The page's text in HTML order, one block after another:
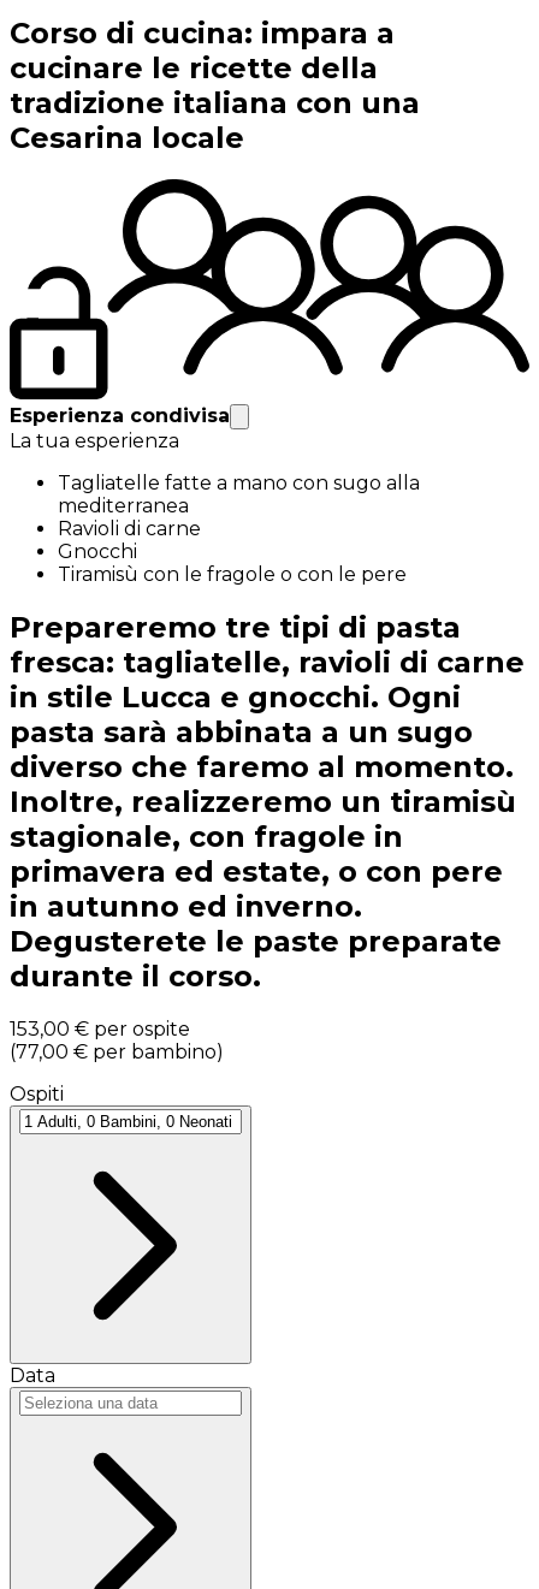
Corso di cucina: impara a
cucinare le ricette della
tradizione italiana con una
Cesarina locale
Esperienza condivisa
La tua esperienza
Tagliatelle fatte a mano con sugo alla
mediterranea
Ravioli di carne
Gnocchi
Tiramisù con le fragole o con le pere
Prepareremo tre tipi di pasta
fresca: tagliatelle, ravioli di carne
in stile Lucca e gnocchi. Ogni
pasta sarà abbinata a un sugo
diverso che faremo al momento.
Inoltre, realizzeremo un tiramisù
stagionale, con fragole in
primavera ed estate, o con pere
in autunno ed inverno.
Degusterete le paste preparate
durante il corso.
153,00 € per ospite
(77,00 € per bambino)
Ospiti
Data